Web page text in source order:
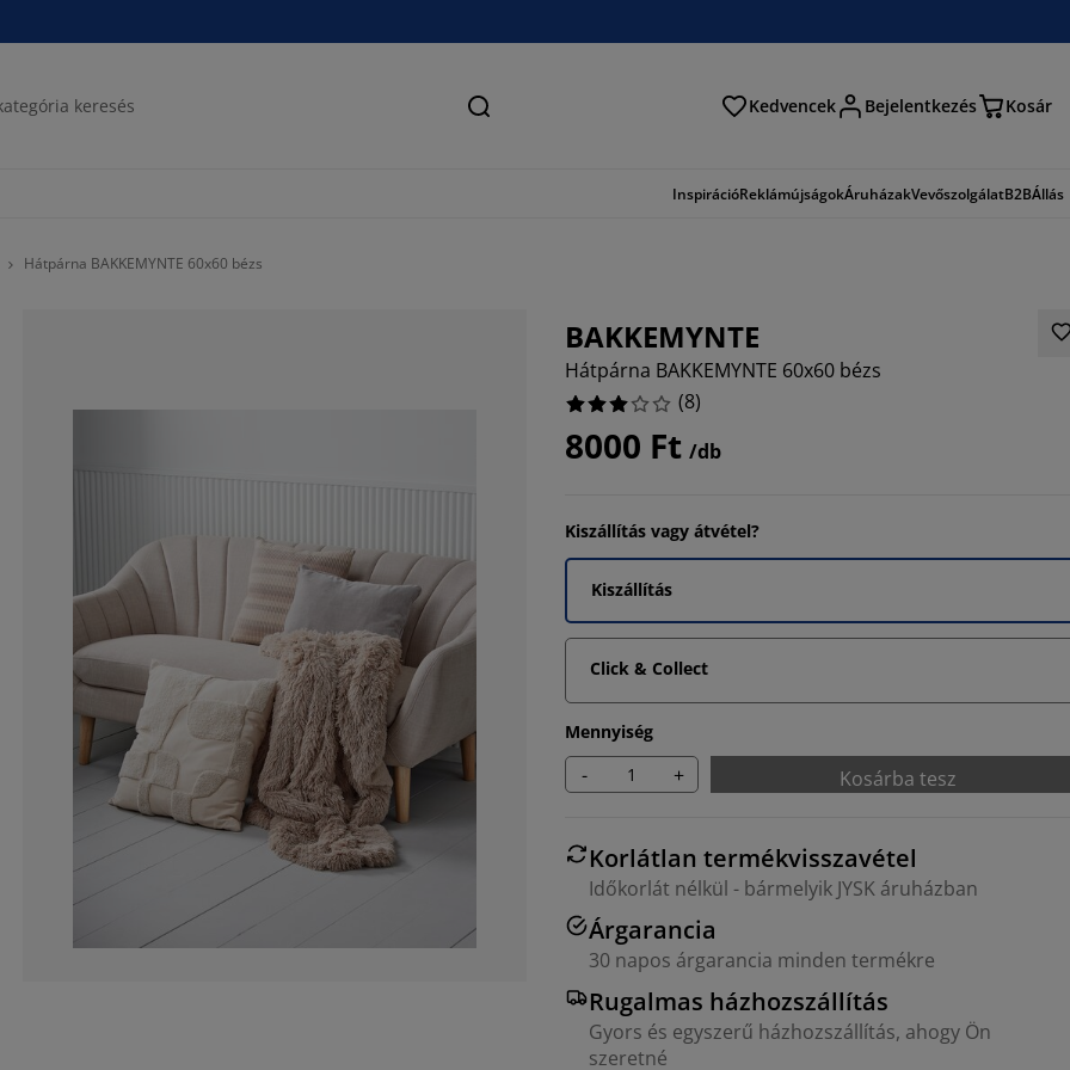
Keresés Kedvencek Bejelentkezés Kosár
InspirációReklámújságokÁruházakVevőszolgálatB2BÁllás
Hátpárna BAKKEMYNTE 60x60 bézs
BAKKEMYNTE
Hátpárna BAKKEMYNTE 60x60 bézs
(8)
8000 Ft /db
Kiszállítás vagy átvétel?
Kiszállítás
Click & Collect
Mennyiség
- + Kosárba tesz
Korlátlan termékvisszavétel
Időkorlát nélkül - bármelyik JYSK áruházban
Árgarancia
30 napos árgarancia minden termékre
Rugalmas házhozszállítás
Gyors és egyszerű házhozszállítás, ahogy Ön
szeretné